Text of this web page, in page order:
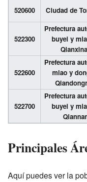
520600
Ciudad de
522300
Prefectura
buyei y
522600
Prefectura
miao y
522700
Prefectura
buyei y
Principales
Aquí puedes ver la